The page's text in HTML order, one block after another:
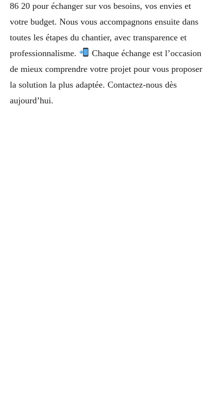
86 20 pour échanger sur vos besoins, vos envies et
votre budget. Nous vous accompagnons ensuite dans
toutes les étapes du chantier, avec transparence et
professionnalisme.
Chaque échange est l’occasion
de mieux comprendre votre projet pour vous proposer
la solution la plus adaptée. Contactez-nous dès
aujourd’hui.